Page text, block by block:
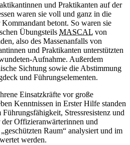
und Praktikanten auf der
waren sie voll und ganz in die
betont. So waren sie
Übungsteils MASCAL von
also des Massenanfalls von
und Praktikanten unterstützten
Aufnahme. Außerdem
Sichtung sowie die Abstimmung
und Führungselementen.
Einsatzkräfte vor große
Kenntnissen in Erster Hilfe standen
Stressresistenz und
Offizieranwärterinnen und
Raum“ analysiert und im
werden.